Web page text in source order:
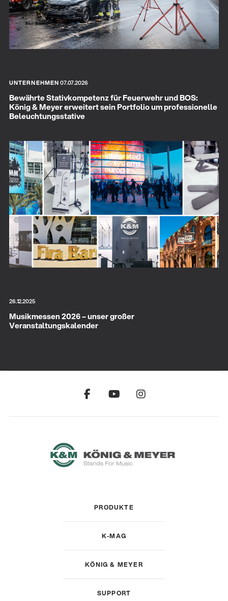
UNTERNEHMEN07.07.2026
Bewährte Stativkompetenz für Feuerwehr und BOS:
König & Meyer erweitert sein Portfolio um professionelle
Beleuchtungsstative
26.12.2025
Musikmessen 2026 – unser großer
Veranstaltungskalender
PRODUKTE
K-MAG
KÖNIG & MEYER
SUPPORT